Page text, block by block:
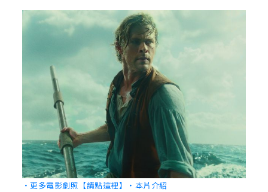
‧更多電影劇照【請點這裡】 ‧本片介紹